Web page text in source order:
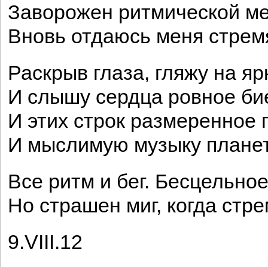
Заворожен ритмической
Вновь отдаюсь меня
Раскрыв глаза, гляжу на
И слышу сердца ровное
И этих строк размеренное
И мыслимую музыку
Все ритм и бег.
Но страшен миг, когда
9.VIII.12